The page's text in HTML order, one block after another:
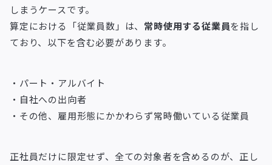
しまうケースです。
算定における「従業員数」は、 常時使用する従業員を指し
ており、以下を含む必要があります。
・パート・アルバイト
・自社への出向者
・その他、雇用形態にかかわらず常時働いている従業員
正社員だけに限定せず、全ての対象者を含めるのが、正し